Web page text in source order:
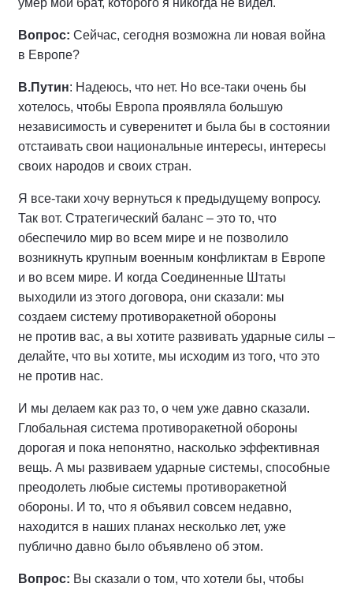
умер мой брат, которого я никогда не видел.
Вопрос: Сейчас, сегодня возможна ли новая война
в Европе?
В.Путин: Надеюсь, что нет. Но все‑таки очень бы
хотелось, чтобы Европа проявляла большую
независимость и суверенитет и была бы в состоянии
отстаивать свои национальные интересы, интересы
своих народов и своих стран.
Я все‑таки хочу вернуться к предыдущему вопросу.
Так вот. Стратегический баланс – это то, что
обеспечило мир во всем мире и не позволило
возникнуть крупным военным конфликтам в Европе
и во всем мире. И когда Соединенные Штаты
выходили из этого договора, они сказали: мы
создаем систему противоракетной обороны
не против вас, а вы хотите развивать ударные силы –
делайте, что вы хотите, мы исходим из того, что это
не против нас.
И мы делаем как раз то, о чем уже давно сказали.
Глобальная система противоракетной обороны
дорогая и пока непонятно, насколько эффективная
вещь. А мы развиваем ударные системы, способные
преодолеть любые системы противоракетной
обороны. И то, что я объявил совсем недавно,
находится в наших планах несколько лет, уже
публично давно было объявлено об этом.
Вопрос: Вы сказали о том, что хотели бы, чтобы